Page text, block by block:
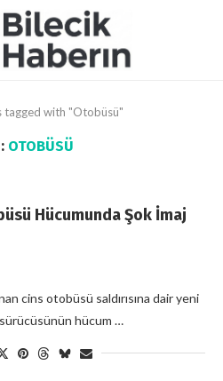
tagged with "Otobüsü"
OTOBÜSÜ
Hücumunda Şok İmaj
cins otobüsü saldırısına dair yeni
hücum …